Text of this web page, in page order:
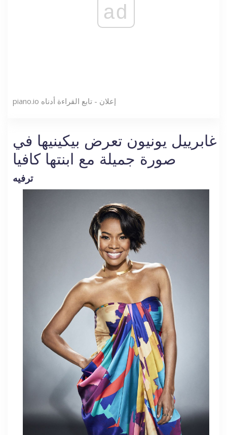
ad
piano.io إعلان - تابع القراءة أدناه
غابرييل يونيون تعرض بيكينيها في
صورة جميلة مع ابنتها كافيا
ترفيه